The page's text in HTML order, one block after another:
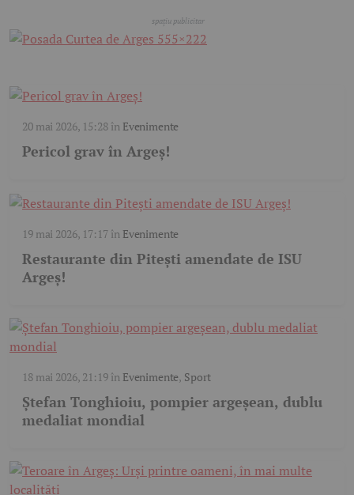
20 mai 2026, 15:28în Evenimente
Pericol grav în Argeș!
19 mai 2026, 17:17în Evenimente
Restaurante din Pitești amendate de ISU
Argeș!
18 mai 2026, 21:19în Evenimente, Sport
Ștefan Tonghioiu, pompier argeșean, dublu
medaliat mondial